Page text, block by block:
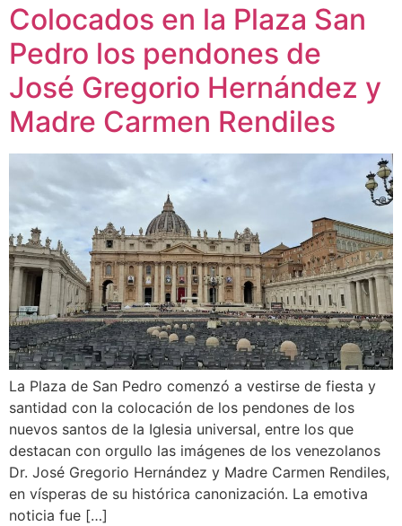
Colocados en la Plaza San
Pedro los pendones de
José Gregorio Hernández y
Madre Carmen Rendiles
La Plaza de San Pedro comenzó a vestirse de fiesta y
santidad con la colocación de los pendones de los
nuevos santos de la Iglesia universal, entre los que
destacan con orgullo las imágenes de los venezolanos
Dr. José Gregorio Hernández y Madre Carmen Rendiles,
en vísperas de su histórica canonización. La emotiva
noticia fue […]